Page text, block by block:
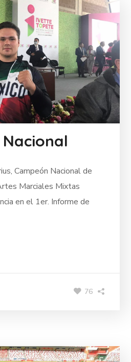
Campeón Nacional de
Marciales Mixtas
en el 1er. Informe de
76